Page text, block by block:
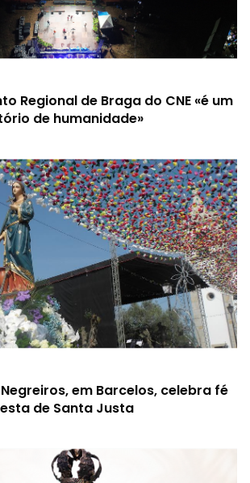
Regional de Braga do CNE «é um
de humanidade»
em Barcelos, celebra fé
de Santa Justa